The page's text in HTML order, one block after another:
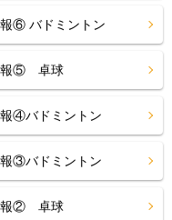
⑥ バドミントン
報⑤ 卓球
④バドミントン
③バドミントン
報② 卓球